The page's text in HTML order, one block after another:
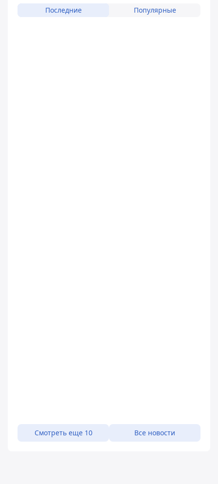
Последние Популярные
Смотреть еще 10 Все новости